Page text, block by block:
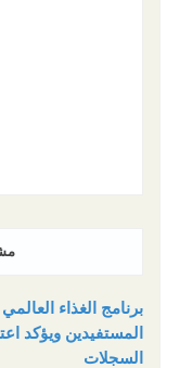
برنامج الغذاء
المستفيدين ويؤكد
السجلات